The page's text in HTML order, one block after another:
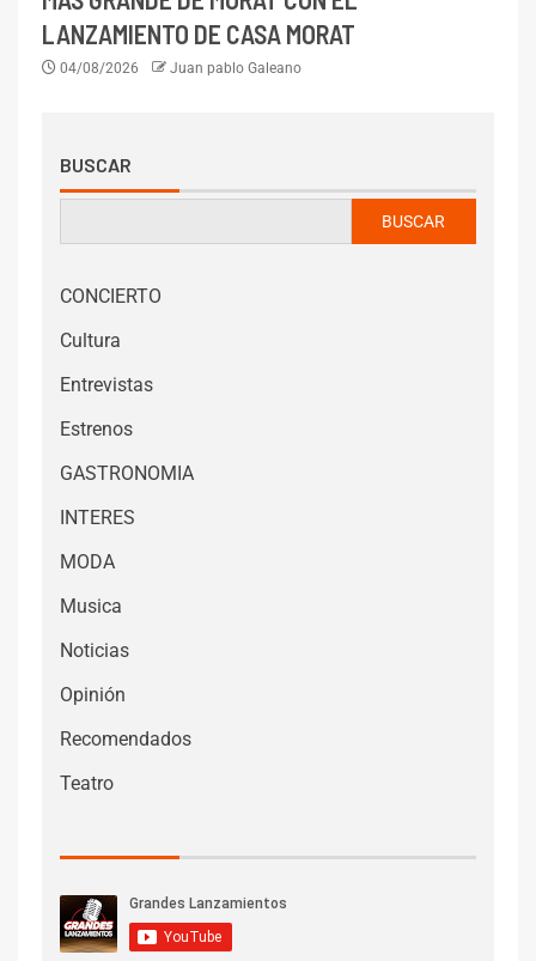
LANZAMIENTO DE CASA MORAT
04/08/2026 Juan pablo Galeano
BUSCAR
BUSCAR
CONCIERTO
Cultura
Entrevistas
Estrenos
GASTRONOMIA
INTERES
MODA
Musica
Noticias
Opinión
Recomendados
Teatro